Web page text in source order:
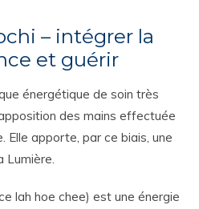
– intégrer la
et guérir
énergétique de soin très
des mains effectuée
Elle apporte, par ce biais, une
Lumière.
lah hoe chee) est une énergie